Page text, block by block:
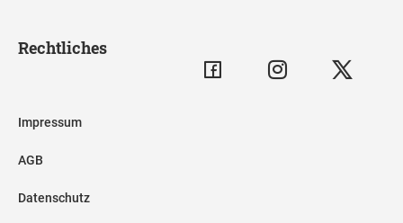
Rechtliches
Impressum
AGB
Datenschutz